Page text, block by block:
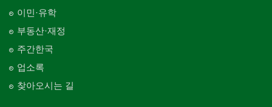
이민·유학
부동산·재정
주간한국
업소록
찾아오시는 길